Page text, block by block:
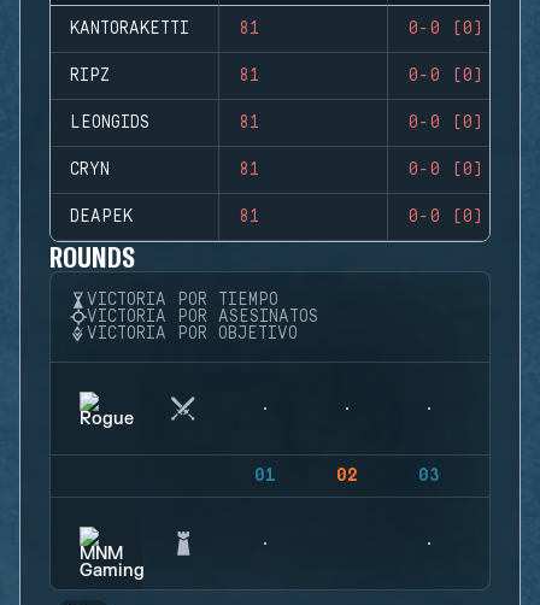
KANTORAKETTI 81 0-0 (0)
RIPZ 81 0-0 (0)
LEONGIDS 81 0-0 (0)
CRYN 81 0-0 (0)
DEAPEK 81 0-0 (0)
ROUNDS
VICTORIA POR TIEMPO
VICTORIA POR ASESINATOS
VICTORIA POR OBJETIVO
01 02 03